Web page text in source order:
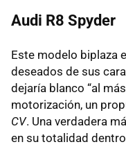
Audi R8 Spyder
Este modelo biplaza
deseados de sus
dejaría blanco “al
motorización, un
CV. Una verdadera
en su totalidad